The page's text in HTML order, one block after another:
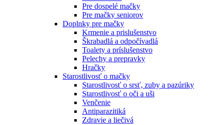
Pre dospelé mačky
Pre mačky seniorov
Doplnky pre mačky
Krmenie a prislušenstvo
Škrabadlá a odpočívadlá
Toalety а príslušenstvo
Pelechy a prepravky
Hračky
Starostlivosť o mačky
Starostlivosť o srsť, zuby a pazúriky
Starostlivosť o oči a uši
Venčenie
Antiparazitiká
Zdravie a liečivá